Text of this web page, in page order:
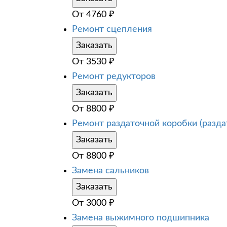
От 4760 ₽
Ремонт сцепления
Заказать
От 3530 ₽
Ремонт редукторов
Заказать
От 8800 ₽
Ремонт раздаточной коробки
Заказать
От 8800 ₽
Замена сальников
Заказать
От 3000 ₽
Замена выжимного подшипника